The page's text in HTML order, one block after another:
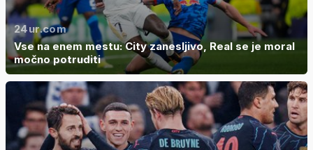
24ur.com
Vse na enem mestu: City zanesljivo, Real se je moral
močno potruditi